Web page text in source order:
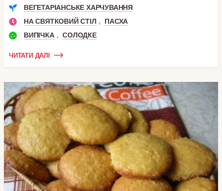
ВЕГЕТАРІАНСЬКЕ ХАРЧУВАННЯ
НА СВЯТКОВИЙ СТІЛ ,
ПАСХА
ВИПІЧКА , СОЛОДКЕ
ЧИТАТИ ДАЛІ